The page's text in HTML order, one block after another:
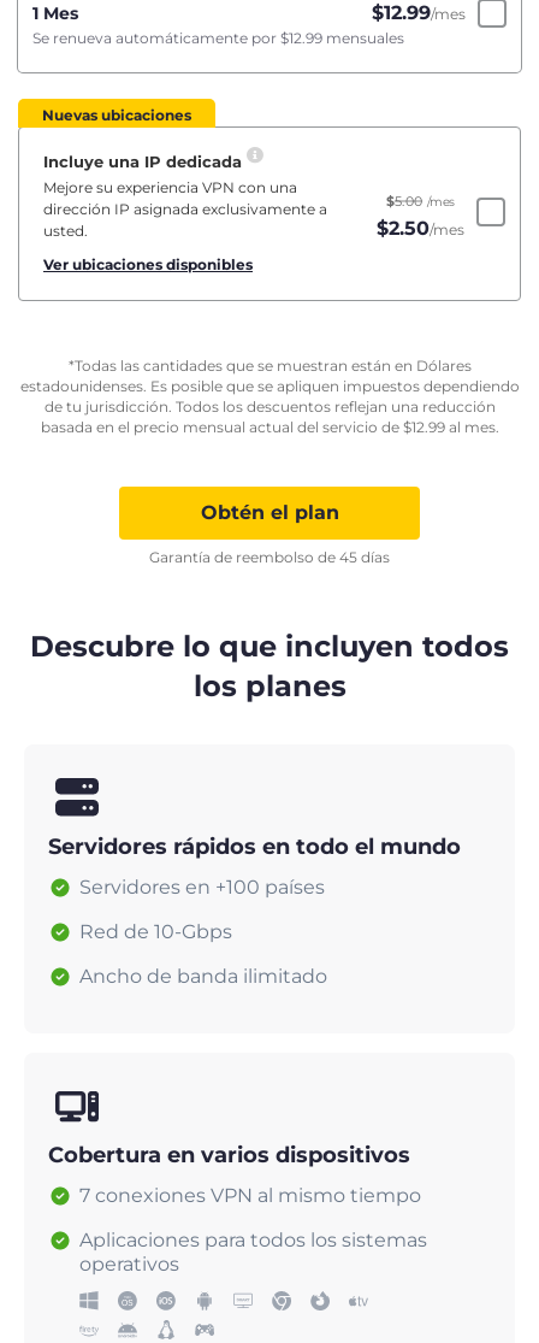
1 Mes $12.99/mes
Se renueva automáticamente por $12.99 mensuales
Nuevas ubicaciones
Incluye una IP dedicada
Mejore su experiencia VPN con una
dirección IP asignada exclusivamente a
usted.
Ver ubicaciones disponibles
$5.00 /mes
$2.50/mes
*Todas las cantidades que se muestran están en Dólares
estadounidenses. Es posible que se apliquen impuestos dependiendo
de tu jurisdicción. Todos los descuentos reflejan una reducción
basada en el precio mensual actual del servicio de $12.99al mes.
Obtén el plan
Garantía de reembolso de 45 días
Descubre lo que incluyen todos
los planes
Servidores rápidos en todo el mundo
Servidores en +100 países
Red de 10-Gbps
Ancho de banda ilimitado
Cobertura en varios dispositivos
7 conexiones VPN al mismo tiempo
Aplicaciones para todos los sistemas
operativos